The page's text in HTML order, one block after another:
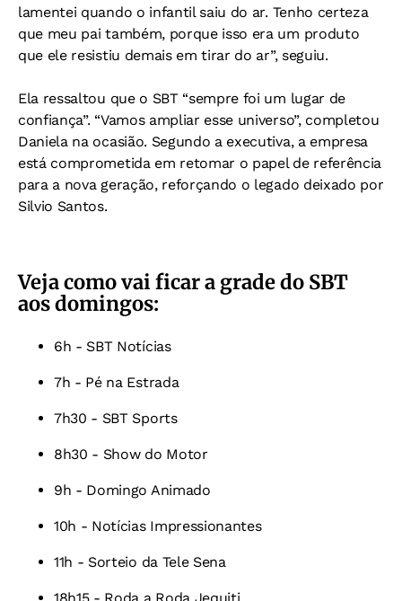
lamentei quando o infantil saiu do ar. Tenho certeza
que meu pai também, porque isso era um produto
que ele resistiu demais em tirar do ar”, seguiu.
Ela ressaltou que o SBT “sempre foi um lugar de
confiança”. “Vamos ampliar esse universo”, completou
Daniela na ocasião. Segundo a executiva, a empresa
está comprometida em retomar o papel de referência
para a nova geração, reforçando o legado deixado por
Silvio Santos.
Veja como vai ficar a grade do SBT
aos domingos:
6h - SBT Notícias
7h - Pé na Estrada
7h30 - SBT Sports
8h30 - Show do Motor
9h - Domingo Animado
10h - Notícias Impressionantes
11h - Sorteio da Tele Sena
18h15 - Roda a Roda Jequiti